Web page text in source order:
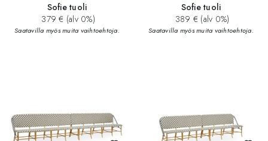
Sofie tuoli
379 € (alv 0%)
Saatavilla myös muita vaihtoehtoja.
Sofie tuoli
389 € (alv 0%)
Saatavilla myös muita vaihtoehtoja.